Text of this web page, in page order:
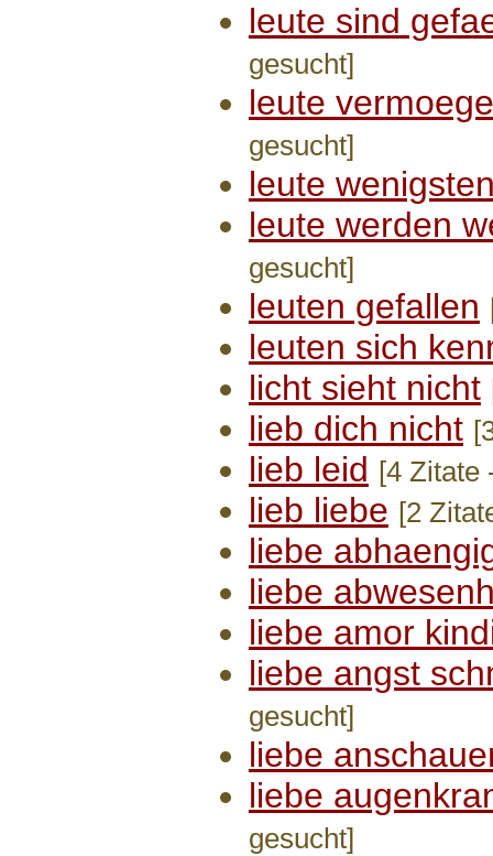
leute sind
gesucht]
leute
gesucht]
leute
leute werden
gesucht]
leuten gefallen
leuten sich
licht sieht nicht
lieb dich nicht
lieb leid [4 Zitate
lieb liebe [2
liebe
liebe
liebe amor
liebe angst
gesucht]
liebe
liebe
gesucht]